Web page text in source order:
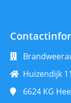
Huizendijk 11
6624 KG